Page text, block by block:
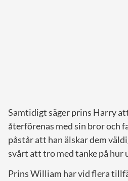
Samtidigt säger prins Harry
återförenas med sin bror och
påstår att han älskar dem
svårt att tro med tanke på hur
Prins William har vid flera